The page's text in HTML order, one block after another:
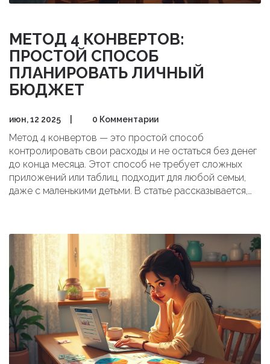
МЕТОД 4 КОНВЕРТОВ:
ПРОСТОЙ СПОСОБ
ПЛАНИРОВАТЬ ЛИЧНЫЙ
БЮДЖЕТ
июн, 12 2025 0 Комментарии
Метод 4 конвертов — это простой способ
контролировать свои расходы и не остаться без денег
до конца месяца. Этот способ не требует сложных
приложений или таблиц, подходит для любой семьи,
даже с маленькими детьми. В статье рассказывается,
конвертов привычкой без стресса. Вы узнаете, как
экономить и при этом не лишать себя важных вещей.